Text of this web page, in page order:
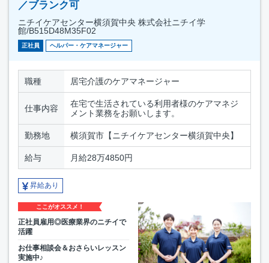
／ブランク可
ニチイケアセンター横須賀中央 株式会社ニチイ学
館/B515D48M35F02
正社員 ヘルパー・ケアマネージャー
職種 居宅介護のケアマネージャー
仕事内容
在宅で生活されている利用者様のケアマネジ
メント業務をお願いします。
勤務地 横須賀市【ニチイケアセンター横須賀中央】
給与 月給28万4850円
昇給あり
ここがオススメ！
正社員雇用◎医療業界のニチイで
活躍
お仕事相談会＆おさらいレッスン
実施中♪